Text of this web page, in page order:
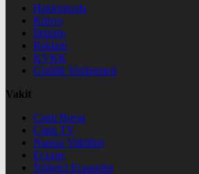
Hakkımızda
Künye
İletişim
Reklam
KVKK
Gizlilik Sözleşmesi
Vakit
Canlı Borsa
Canlı TV
Namaz Vakitleri
Eczane
Nöbetçi Eczaneler